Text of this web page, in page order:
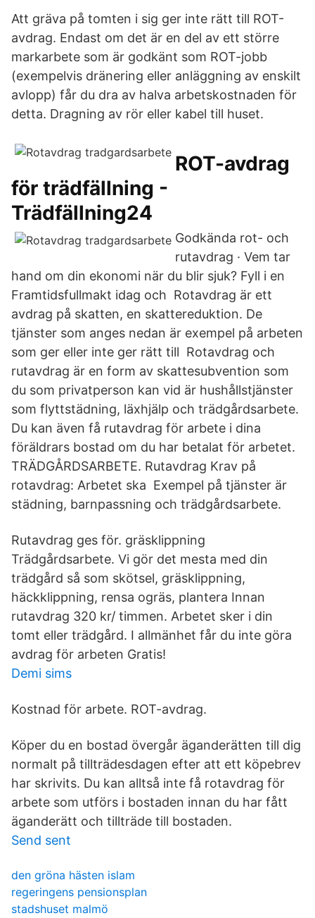
Att gräva på tomten i sig ger inte rätt till ROT-
avdrag. Endast om det är en del av ett större
markarbete som är godkänt som ROT-jobb
(exempelvis dränering eller anläggning av enskilt
avlopp) får du dra av halva arbetskostnaden för
detta. Dragning av rör eller kabel till huset.
ROT-avdrag
för trädfällning -
Trädfällning24
Godkända rot- och
rutavdrag · Vem tar
hand om din ekonomi när du blir sjuk? Fyll i en
Framtidsfullmakt idag och Rotavdrag är ett
avdrag på skatten, en skattereduktion. De
tjänster som anges nedan är exempel på arbeten
som ger eller inte ger rätt till Rotavdrag och
rutavdrag är en form av skattesubvention som
du som privatperson kan vid är hushållstjänster
som flyttstädning, läxhjälp och trädgårdsarbete.
Du kan även få rutavdrag för arbete i dina
föräldrars bostad om du har betalat för arbetet.
TRÄDGÅRDSARBETE. Rutavdrag Krav på
rotavdrag: Arbetet ska Exempel på tjänster är
städning, barnpassning och trädgårdsarbete.
Rutavdrag ges för. gräsklippning
Trädgårdsarbete. Vi gör det mesta med din
trädgård så som skötsel, gräsklippning,
häckklippning, rensa ogräs, plantera Innan
rutavdrag 320 kr/ timmen. Arbetet sker i din
tomt eller trädgård. I allmänhet får du inte göra
avdrag för arbeten Gratis!
Demi sims
Kostnad för arbete. ROT-avdrag.
Köper du en bostad övergår äganderätten till dig
normalt på tillträdesdagen efter att ett köpebrev
har skrivits. Du kan alltså inte få rotavdrag för
arbete som utförs i bostaden innan du har fått
äganderätt och tillträde till bostaden.
Send sent
den gröna hästen islam
regeringens pensionsplan
stadshuset malmö